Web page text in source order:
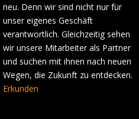
neu. Denn wir sind nicht nur für
unser eigenes Geschäft
verantwortlich. Gleichzeitig sehen
wir unsere Mitarbeiter als Partner
und suchen mit ihnen nach neuen
Wegen, die Zukunft zu entdecken.
Erkunden